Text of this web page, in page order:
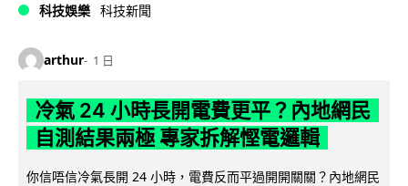
科技娛樂 科技新聞
arthur 1 日
冷氣 24 小時長開電費更平？內地網民
自測結果兩極 專家拆解慳電邏輯
你信唔信冷氣長開 24 小時，電費反而平過開開關關？內地網民